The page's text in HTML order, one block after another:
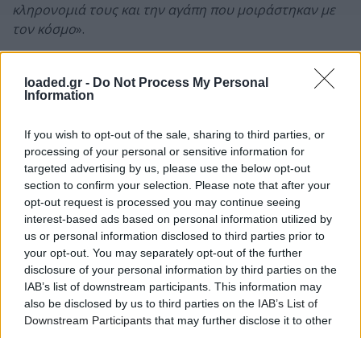
loaded.gr - Do Not Process My Personal
Information
If you wish to opt-out of the sale, sharing to third parties, or
processing of your personal or sensitive information for
targeted advertising by us, please use the below opt-out
section to confirm your selection. Please note that after your
opt-out request is processed you may continue seeing
interest-based ads based on personal information utilized by
us or personal information disclosed to third parties prior to
your opt-out. You may separately opt-out of the further
disclosure of your personal information by third parties on the
IAB’s list of downstream participants. This information may
also be disclosed by us to third parties on the IAB’s List of
Downstream Participants that may further disclose it to other
κληρονομιά τους και την αγάπη που μοιράστηκαν με
τον κόσμο».
James συνεργάζεται με τη μοναδική China Moses
αλλά και μια world-class μπάντα που περιλαμβάνει τον
Ginyard και τον ντράμερ Jharis Yokley. Το project θα
παρουσιαστεί ως μια πιο προσωπική, ιδιαίτερη
παράσταση με αυτό το πενταμελές σχήμα.
Η ατμοσφαιρική αυτή μοναδική συναυλία, που θα
διεξαχθεί στο κοίλο του Λυκαβηττού, σε απόσταση
αναπνοής από το κοινό, θα ξεκινήσει με μια πλήρη
εκτέλεση του I Want You. Στη συνέχεια οι καλλιτέχνες
θα παρουσιάσουν κομμάτια από τη δική τους δουλειά,
αναδεικνύοντας τη διαρκή επιρροή του Marvin Gaye
στο έργο τους.